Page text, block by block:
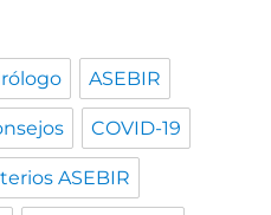
ASEBIR
COVID-19
ASEBIR